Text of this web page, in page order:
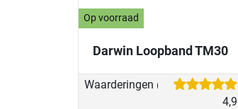
Op voorraad
Darwin Loopband TM30
Waarderingen (19)
4,9